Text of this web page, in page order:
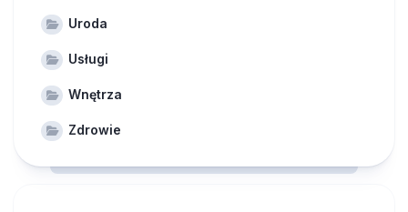
Uroda
Usługi
Wnętrza
Zdrowie